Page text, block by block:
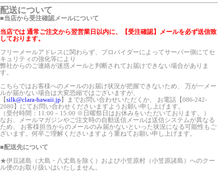
配送について
■当店から受注確認メールについて
当店では 通常ご注文から翌営業日以内に、【受注確認】メールを必ず送信致
しております。
フリーメールアドレスに関わらず、プロバイダーによってサーバー側にてセ
キュリティの強化等により
弊社からのご連絡が迷惑メールと判断されてお届けできない場合がありま
す。
こちらではお客様へのメールのお届け状況が把握できないため、 万が一メー
ルが届かない場合は大変恐縮ではございますが、
【silk@clara-hawaii.jp 】までお問い合わせいただくか、 お電話【086-242-
2080】にてお問い合わせくださいますようお願い申し上げます。
（受付時間：11:00－15:00 ※日曜祭日はお休みをいただいております。）
なお、メールマガジンやご注文時の自動送信メールは送信システムが異なる
ため、 お客様担当からのメールのみ届かないといった状況になる可能性もご
ざいます。何卒ご理解くださいますよう重ねてお願い申し上げます。
■配送先について
★伊豆諸島（大島・八丈島を除く）および小笠原村（小笠原諸島）へのクー
ル便のお取り扱いはいたしません。